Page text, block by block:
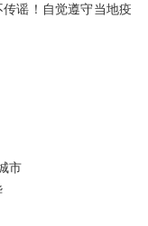
谣！自觉遵守当地疫
市